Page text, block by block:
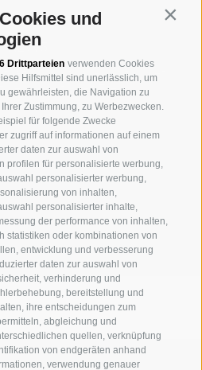
und
6 Drittparteien verwenden Cookies
Hilfsmittel sind unerlässlich, um
gewährleisten, die Navigation zu
Zustimmung, zu Werbezwecken.
für folgende Zwecke
zugriff auf informationen auf einem
daten zur auswahl von
profilen für personalisierte werbung,
personalisierter werbung,
von inhalten,
personalisierter inhalte,
der performance von inhalten,
statistiken oder kombinationen von
entwicklung und verbesserung
daten zur auswahl von
verhinderung und
bereitstellung und
ihre entscheidungen zum
abgleichung und
quellen, verknüpfung
von endgeräten anhand
verwendung genauer
NEWS
Management in der
oder Trend
& PARTNER VAHRN